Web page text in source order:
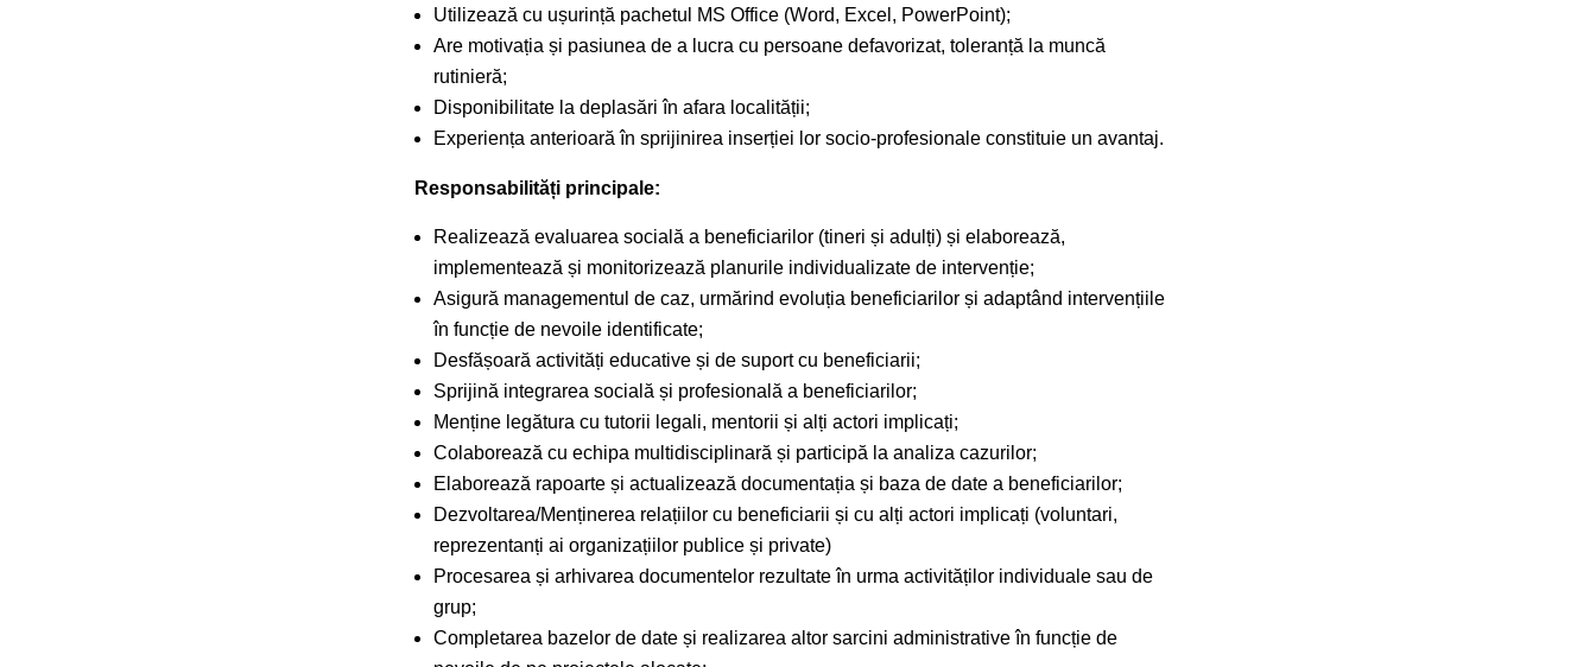
Utilizează cu ușurință pachetul MS Office (Word, Excel, PowerPoint);
Are motivația și pasiunea de a lucra cu persoane defavorizat, toleranță la muncă
rutinieră;
Disponibilitate la deplasări în afara localității;
Experiența anterioară în sprijinirea inserției lor socio-profesionale constituie un avantaj.
Responsabilități principale:
Realizează evaluarea socială a beneficiarilor (tineri și adulți) și elaborează,
implementează și monitorizează planurile individualizate de intervenție;
Asigură managementul de caz, urmărind evoluția beneficiarilor și adaptând intervențiile
în funcție de nevoile identificate;
Desfășoară activități educative și de suport cu beneficiarii;
Sprijină integrarea socială și profesională a beneficiarilor;
Menține legătura cu tutorii legali, mentorii și alți actori implicați;
Colaborează cu echipa multidisciplinară și participă la analiza cazurilor;
Elaborează rapoarte și actualizează documentația și baza de date a beneficiarilor;
Dezvoltarea/Menținerea relațiilor cu beneficiarii și cu alți actori implicați (voluntari,
reprezentanți ai organizațiilor publice și private)
Procesarea și arhivarea documentelor rezultate în urma activităților individuale sau de
grup;
Completarea bazelor de date și realizarea altor sarcini administrative în funcție de